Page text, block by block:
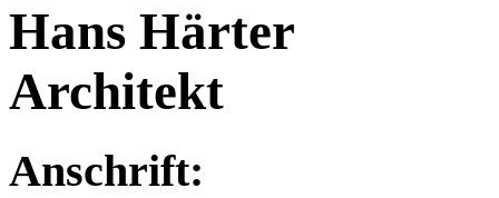
Hans Härter
Architekt
Anschrift: